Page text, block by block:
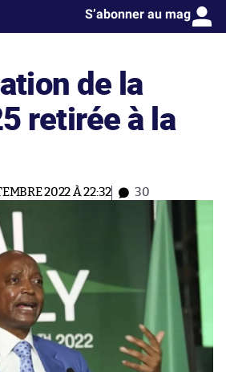
S’abonner au mag
de la
retirée à la
2022 À 22:32 30